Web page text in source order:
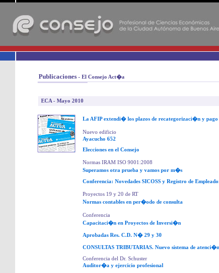
Publicaciones - El Consejo Act�a
ECA - Mayo 2010
La AFIP extendi� los plazos de recategorizaci�n y
Nuevo edificio
Ayacucho 652
Elecciones en el Consejo
Normas IRAM ISO 9001:2008
Superamos otra prueba y vamos por m�s
Conferencia: Novedades SICOSS y Registro de
Proyectos 19 y 20 de RT
Normas contables en per�odo de consulta
Conferencia
Capacitaci�n en Proyectos de Inversi�n
Aprobadas Res. C.D. N� 29 y 30
CONSULTAS TRIBUTARIAS. Nuevo sistema de atenci�n
Conferencia del Dr. Schuster
Auditor�a y ejercicio profesional